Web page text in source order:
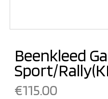
Beenkleed
Sport/
€115.00